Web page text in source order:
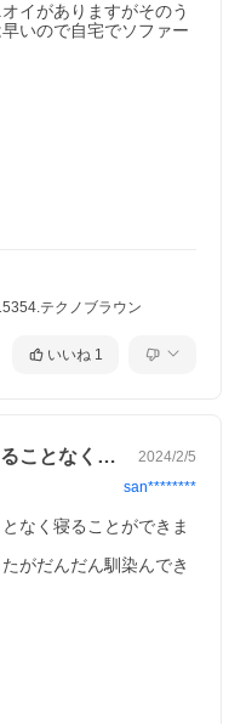
イがありますがそのう
いので自宅でソファー
テクノブラウン
いいね 1
厚みがあるので底冷えを感じることなく寝… 2024/2/5
san********
なく寝ることができま
がだんだん馴染んでき